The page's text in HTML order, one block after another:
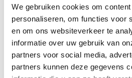
We gebruiken cookies om
personaliseren, om functies voor
en om ons websiteverkeer te
informatie over uw gebruik van
partners voor social media,
partners kunnen deze gegevens
*Gratis verzending vanaf €150,-